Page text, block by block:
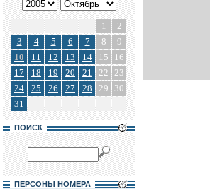
1
2
3
4 5 6 7 8
9
10
11 12 13 14 15
16
17
18 19 20 21 22 23
24
25 26 27 28 29
30
31
ПОИСК
ПЕРСОНЫ НОМЕРА